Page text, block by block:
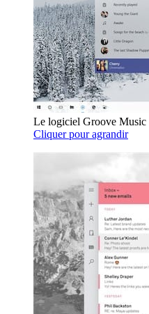
Le logiciel Groove Music
Cliquer pour agrandir